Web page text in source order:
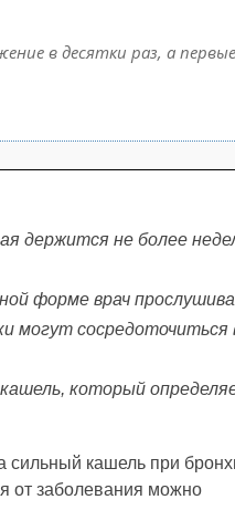
в десятки раз, а первые
держится не более
форме врач
могут сосредоточиться
который
сильный кашель при
от заболевания можно